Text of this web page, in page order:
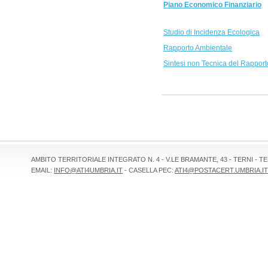
Piano Economico Finanziario
Studio di Incidenza Ecologica
Rapporto Ambientale
Sintesi non Tecnica del
AMBITO TERRITORIALE INTEGRATO N. 4 - V.LE BRAMANTE, 43 - TERNI -
EMAIL: INFO@ATI4UMBRIA.IT - CASELLA PEC: ATI4@POSTACERT.UMBRIA.IT